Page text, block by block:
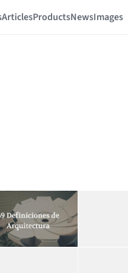
ArticlesProductsNewsImages